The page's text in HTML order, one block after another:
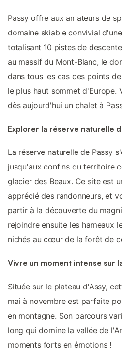
Passy offre aux amateurs de
domaine skiable convivial
totalisant 10 pistes de
au massif du Mont-Blanc, le
dans tous les cas des points
le plus haut sommet d'Europe.
dès aujourd'hui un chalet à
Explorer la réserve naturelle
La réserve naturelle de Passy
jusqu'aux confins du territoire
glacier des Beaux. Ce site est
apprécié des randonneurs, et
partir à la découverte du
rejoindre ensuite les hameaux
nichés au cœur de la forêt de
Vivre un moment intense sur
Située sur le plateau d'Assy,
mai à novembre est parfaite
en montagne. Son parcours
long qui domine la vallée de
moments forts en émotions !